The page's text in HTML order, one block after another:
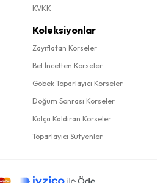
KVKK
Koleksiyonlar
Zayıflatan Korseler
Bel İncelten Korseler
Göbek Toparlayıcı Korseler
Doğum Sonrası Korseler
Kalça Kaldıran Korseler
Toparlayıcı Sütyenler